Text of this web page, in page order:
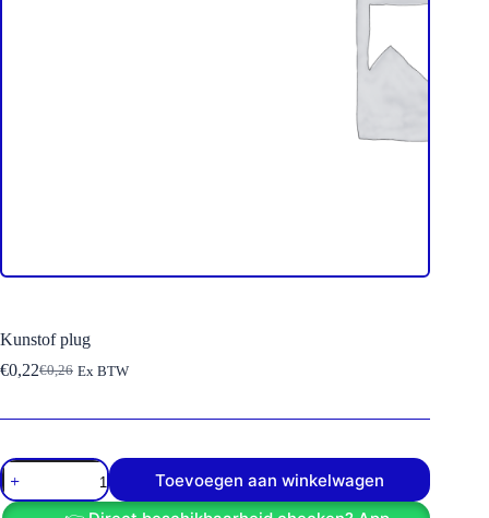
Kunstof plug
€0,26
Oorspronkelijke
was:
€0,22Huidige
is:
Ex BTW
Kunstof
plug
aantal
Toevoegen aan winkelwagen